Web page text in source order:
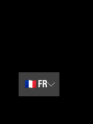
🇫🇷 FR